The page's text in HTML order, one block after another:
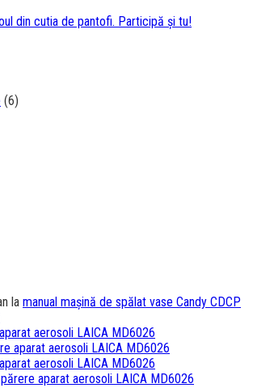
(6)
la manual mașină de spălat vase Candy CDCP
aerosoli LAICA MD6026
aparat aerosoli LAICA MD6026
aerosoli LAICA MD6026
părere aparat aerosoli LAICA MD6026